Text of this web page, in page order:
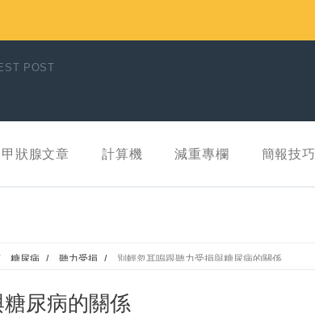
POST
甲狀腺文章 計算機 減重專欄 簡報技巧
糖尿病 / 聽力受損 / 別輕忽耳嗚跟聽力受損與糖尿病的關係
尿病的關係